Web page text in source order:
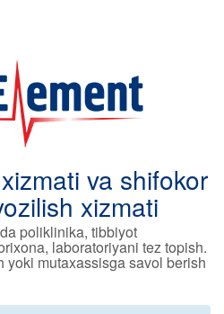
va shifokor
xizmati
poliklinika, tibbiyot
laboratoriyani tez topish.
mutaxassisga savol berish